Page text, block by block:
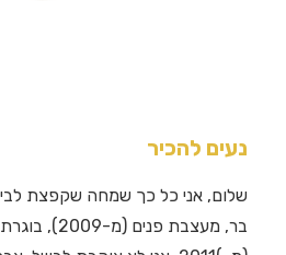
נעים להכיר
שלום, אני כל כך שמחה שקפצת
בר, מעצבת פנים